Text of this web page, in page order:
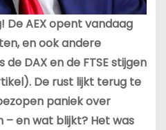
De AEX opent vandaag
en ook andere
DAX en de FTSE stijgen
De rust lijkt terug te
paniek over
en wat blijkt? Het was